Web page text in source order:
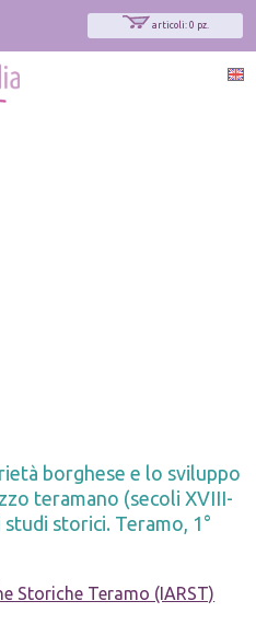
articoli: 0 pz.
borghese e lo sviluppo
teramano (secoli XVIII-
storici. Teramo, 1°
Storiche Teramo (IARST)